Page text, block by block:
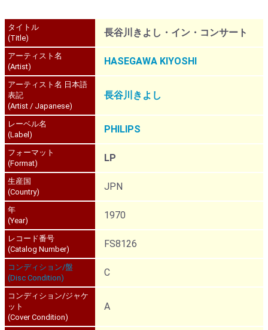
タイトル
(Title)
長谷川きよし・イン・コンサート
アーティスト名
(Artist)
HASEGAWA KIYOSHI
アーティスト名 日本語
表記
(Artist / Japanese)
長谷川きよし
レーベル名
(Label)
PHILIPS
フォーマット
(Format)
LP
生産国
(Country)
JPN
年
(Year)
1970
レコード番号
(Catalog Number)
FS8126
コンディション/盤
(Disc Condition)
C
コンディション/ジャケ
ット
(Cover Condition)
A